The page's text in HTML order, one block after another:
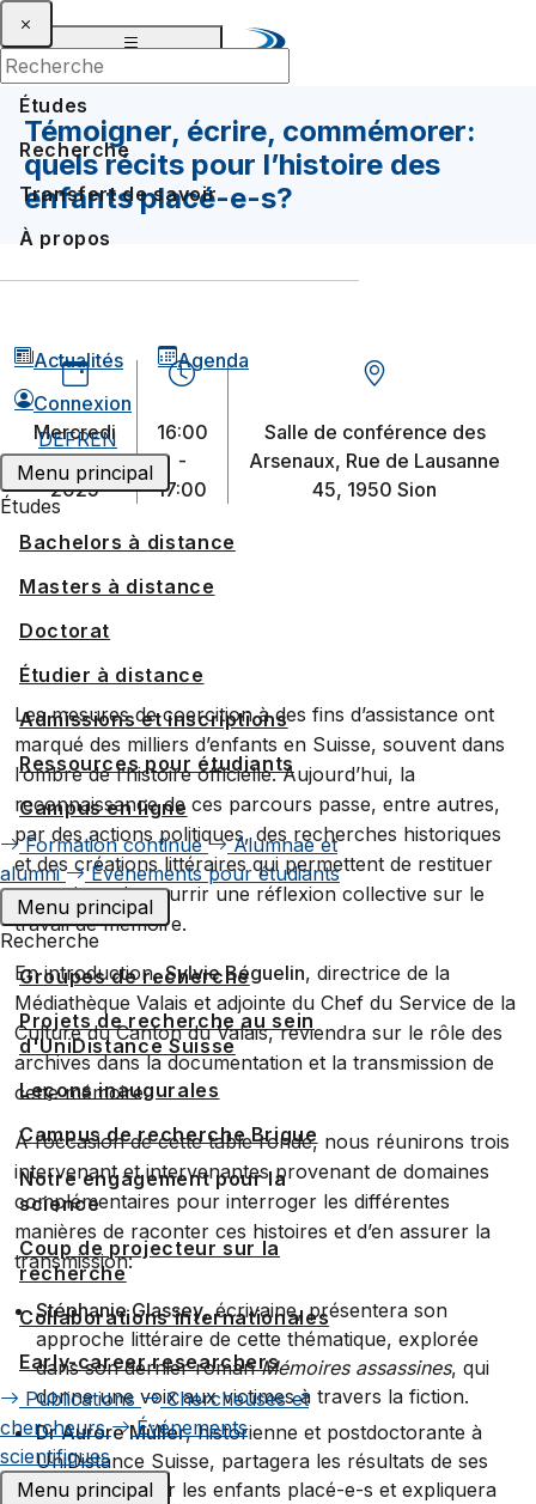
Études
Recherche
Transfert de savoir
À propos
Actualités
Agenda
Connexion
DEFREN
Menu principal
Études
Bachelors à distance
Masters à distance
Doctorat
Étudier à distance
Admissions et inscriptions
Ressources pour étudiants
Campus en ligne
Formation continue
Alumnae et
alumni
Événements pour étudiants
Menu principal
Recherche
Groupes de recherche
Projets de recherche au sein
d'UniDistance Suisse
Leçons inaugurales
Campus de recherche Brigue
Notre engagement pour la
science
Coup de projecteur sur la
recherche
Collaborations internationales
Early-career researchers
Publications
Chercheuses et
chercheurs
Événements
scientifiques
Menu principal
Témoigner, écrire, commémorer:
quels récits pour l’histoire des
enfants placé-e-s?
mercredi
14 mai
2025
16:00
-
17:00
Salle de conférence des
Arsenaux, Rue de Lausanne
45, 1950 Sion
Les mesures de coercition à des fins d’assistance ont
marqué des milliers d’enfants en Suisse, souvent dans
l’ombre de l’histoire officielle. Aujourd’hui, la
reconnaissance de ces parcours passe, entre autres,
par des actions politiques, des recherches historiques
et des créations littéraires qui permettent de restituer
ces voix et de nourrir une réflexion collective sur le
travail de mémoire.
En introduction,Sylvie Béguelin, directrice de la
Médiathèque Valais et adjointe du Chef du Service de la
Culture du Canton du Valais, reviendra sur le rôle des
archives dans la documentation et la transmission de
cette mémoire.
À l’occasion de cette table ronde, nous réunirons trois
intervenant et intervenantes provenant de domaines
complémentaires pour interroger les différentes
manières de raconter ces histoires et d’en assurer la
transmission:
Stéphanie Glassey, écrivaine, présentera son
approche littéraire de cette thématique, explorée
dans son dernier romanMémoires assassines, qui
donne une voix aux victimes à travers la fiction.
Dr Aurore Müller, historienne et postdoctorante à
UniDistance Suisse, partagera les résultats de ses
recherches sur les enfants placé-e-s et expliquera